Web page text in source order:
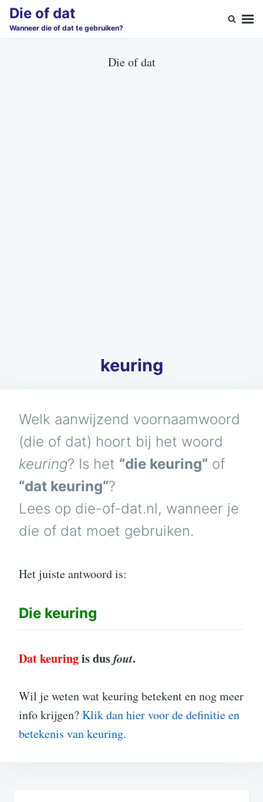
SkipSearch
for:
Die of dat
Wanneer die of dat te gebruiken?
Die of dat
keuring
Welk aanwijzend voornaamwoord
(die of dat) hoort bij het woord
keuring? Is het “die keuring“ of
“dat keuring“?
Lees op die-of-dat.nl, wanneer je
die of dat moet gebruiken.
Het juiste antwoord is:
Die keuring
Dat keuringis dusfout.
Wil je weten wat keuring betekent en nog meer
info krijgen?Klik dan hier voor de definitie en
betekenis van keuring.